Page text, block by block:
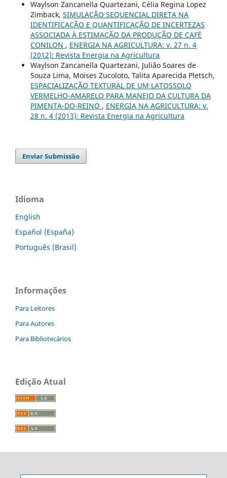
Waylson Zancanella Quartezani, Célia Regina Lopez
Zimback, SIMULAÇÃO SEQUENCIAL DIRETA NA
IDENTIFICAÇÃO E QUANTIFICAÇÃO DE INCERTEZAS
ASSOCIADA À ESTIMAÇÃO DA PRODUÇÃO DE CAFÉ
CONILON , ENERGIA NA AGRICULTURA: v. 27 n. 4
(2012): Revista Energia na Agricultura
Waylson Zancanella Quartezani, Julião Soares de
Souza Lima, Moises Zucoloto, Talita Aparecida Pletsch,
ESPACIALIZAÇÃO TEXTURAL DE UM LATOSSOLO
VERMELHO-AMARELO PARA MANEJO DA CULTURA DA
PIMENTA-DO-REINO , ENERGIA NA AGRICULTURA: v.
28 n. 4 (2013): Revista Energia na Agricultura
Enviar Submissão
Idioma
English
Español (España)
Português (Brasil)
Informações
Para Leitores
Para Autores
Para Bibliotecários
Edição Atual